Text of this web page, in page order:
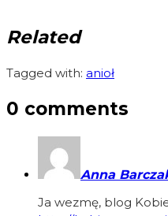
Related
Tagged with: anioł
0 comments
Anna
Ja wezmę, blog